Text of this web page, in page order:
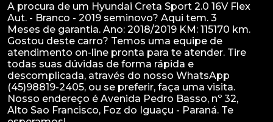
A procura de um Hyundai Creta Sport 2.0 16V Flex
Aut. - Branco - 2019 seminovo? Aqui tem. 3
Meses de garantia. Ano: 2018/2019 KM: 115170 km.
Gostou deste carro? Temos uma equipe de
atendimento on-line pronta para te atender. Tire
todas suas dúvidas de forma rápida e
descomplicada, através do nosso WhatsApp
(45)98819-2405, ou se preferir, faça uma visita.
Nosso endereço é Avenida Pedro Basso, nº 32,
Alto Sao Francisco, Foz do Iguaçu - Paraná. Te